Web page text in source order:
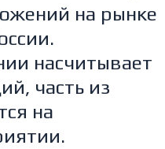
на рынке
насчитывает
часть из
на